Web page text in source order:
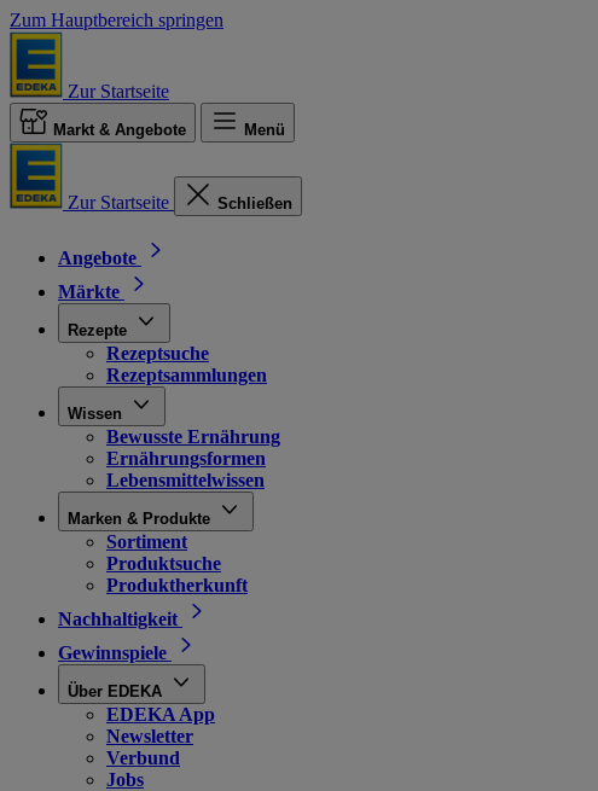
Zum Hauptbereich springen
Zur Startseite
Markt & Angebote Menü
Zur Startseite Schließen
Angebote
Märkte
Rezepte
Rezeptsuche
Rezeptsammlungen
Wissen
Bewusste Ernährung
Ernährungsformen
Lebensmittelwissen
Marken & Produkte
Sortiment
Produktsuche
Produktherkunft
Nachhaltigkeit
Gewinnspiele
Über EDEKA
EDEKA App
Newsletter
Verbund
Jobs